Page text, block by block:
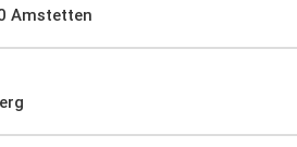
Amstetten